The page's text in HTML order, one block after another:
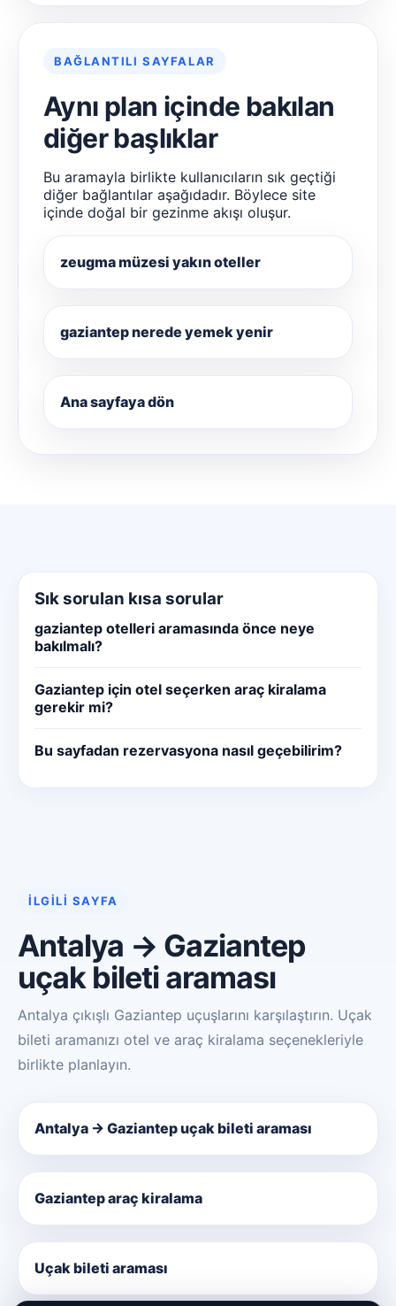
BAĞLANTILI SAYFALAR
Aynı plan içinde bakılan
diğer başlıklar
Bu aramayla birlikte kullanıcıların sık geçtiği
diğer bağlantılar aşağıdadır. Böylece site
içinde doğal bir gezinme akışı oluşur.
zeugma müzesi yakın oteller
gaziantep nerede yemek yenir
Ana sayfaya dön
Sık sorulan kısa sorular
gaziantep otelleri aramasında önce neye
bakılmalı?
Gaziantep için otel seçerken araç kiralama
gerekir mi?
Bu sayfadan rezervasyona nasıl geçebilirim?
İLGILI SAYFA
Antalya → Gaziantep
uçak bileti araması
Antalya çıkışlı Gaziantep uçuşlarını karşılaştırın. Uçak
bileti aramanızı otel ve araç kiralama seçenekleriyle
birlikte planlayın.
Antalya → Gaziantep uçak bileti araması
Gaziantep araç kiralama
Uçak bileti araması